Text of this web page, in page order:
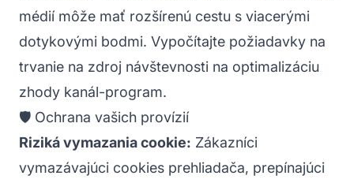
médií môže mať rozšírenú cestu s viacerými
dotykovými bodmi. Vypočítajte požiadavky na
trvanie na zdroj návštevnosti na optimalizáciu
zhody kanál-program.
🛡️ Ochrana vašich provízií
Riziká vymazania cookie: Zákazníci
vymazávajúci cookies prehliadača, prepínajúci